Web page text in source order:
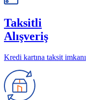
Taksitli
Alışveriş
Kredi kartına taksit imkanı